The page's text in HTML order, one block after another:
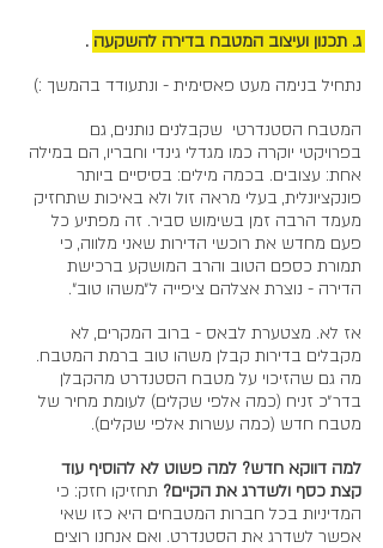
ג. תכנון ועיצוב המטבח בדירה להשקעה .
נתחיל בנימה מעט פאסימית - ונתעודד בהמשך :)
המטבח הסטנדרטי  שקבלנים נותנים, גם
בפרויקטי יוקרה כמו מגדלי גינדי וחבריו, הם במילה
אחת: עצובים. בכמה מילים: בסיסיים ביותר
פונקציונלית, בעלי מראה זול ולא באיכות שתחזיק
מעמד הרבה זמן בשימוש סביר. זה מפתיע כל
פעם מחדש את רוכשי הדירות שאני מלווה, כי
תמורת כספם הטוב והרב המושקע ברכישת
הדירה - נוצרת אצלהם ציפייה ל״משהו טוב״.
אז לא. מצטערת לבאס - ברוב המקרים, לא
מקבלים בדירות קבלן משהו טוב ברמת המטבח.
מה גם שהזיכוי על מטבח הסטנדרט מהקבלן
בדר״כ זניח (כמה אלפי שקלים) לעומת מחיר של
מטבח חדש (כמה עשרות אלפי שקלים).
למה דווקא חדש? למה פשוט לא להוסיף עוד
קצת כסף ולשדרג את הקיים? תחזיקו חזק: כי
המדיניות בכל חברות המטבחים היא כזו שאי
אפשר לשדרג את הסטנדרט. ואם אנחנו רוצים